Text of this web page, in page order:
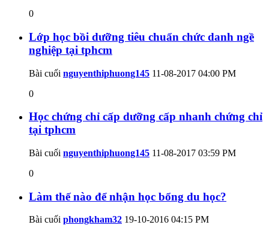
0
Lớp học bồi dưỡng tiêu chuẩn chức danh ngề
nghiệp tại tphcm
Bài cuối nguyenthiphuong145 11-08-2017 04:00 PM
0
Học chứng chỉ cấp dưỡng cấp nhanh chứng chỉ
tại tphcm
Bài cuối nguyenthiphuong145 11-08-2017 03:59 PM
0
Làm thế nào để nhận học bổng du học?
Bài cuối phongkham32 19-10-2016 04:15 PM